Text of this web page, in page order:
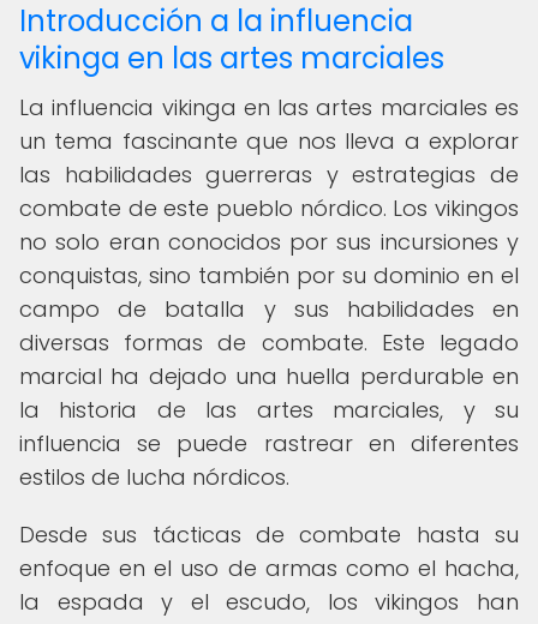
Introducción a la influencia
vikinga en las artes marciales
La influencia vikinga en las artes marciales es
un tema fascinante que nos lleva a explorar
las habilidades guerreras y estrategias de
combate de este pueblo nórdico. Los vikingos
no solo eran conocidos por sus incursiones y
conquistas, sino también por su dominio en el
campo de batalla y sus habilidades en
diversas formas de combate. Este legado
marcial ha dejado una huella perdurable en
la historia de las artes marciales, y su
influencia se puede rastrear en diferentes
estilos de lucha nórdicos.
Desde sus tácticas de combate hasta su
enfoque en el uso de armas como el hacha,
la espada y el escudo, los vikingos han